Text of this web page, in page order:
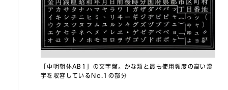
「中明朝体AB1」の文字盤。かな類と最も使用頻度の高い漢
字を収容しているNo.1の部分